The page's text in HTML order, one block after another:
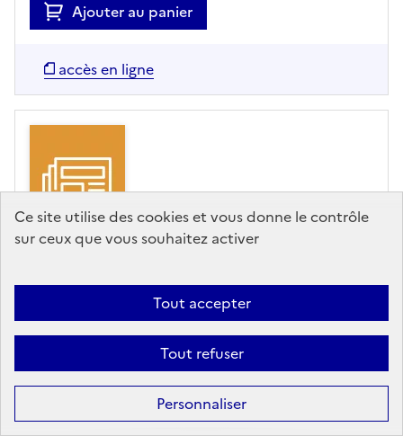
Ce site utilise des cookies et vous donne le contrôle
sur ceux que vous souhaitez activer
Tout accepter
Tout refuser
Personnaliser
Ajouter au panier
accès en ligne
Le tourisme urbain, entre
fragilités et atouts
Caisse des Dépôts,Editeur- Localtis- 07/04/2023
Un récent podcast de France urbaine a mis en